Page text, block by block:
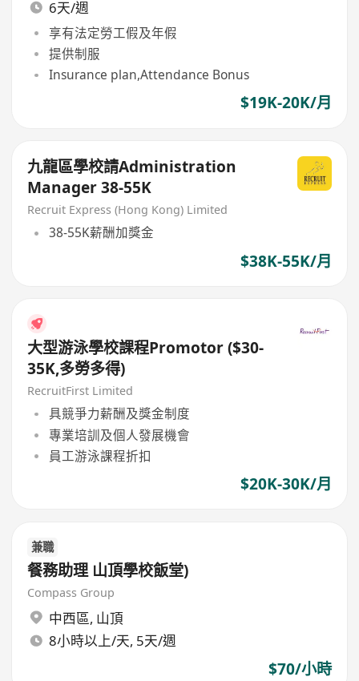
6天/週
享有法定勞工假及年假
提供制服
Insurance plan,Attendance Bonus
$19K-20K/月
九龍區學校請Administration
Manager 38-55K
Recruit Express (Hong Kong) Limited
38-55K薪酬加獎金
$38K-55K/月
大型游泳學校課程Promotor ($30-
35K,多勞多得)
RecruitFirst Limited
具競爭力薪酬及獎金制度
專業培訓及個人發展機會
員工游泳課程折扣
$20K-30K/月
兼職
餐務助理 山頂學校飯堂)
Compass Group
中西區, 山頂
8小時以上/天, 5天/週
$70/小時